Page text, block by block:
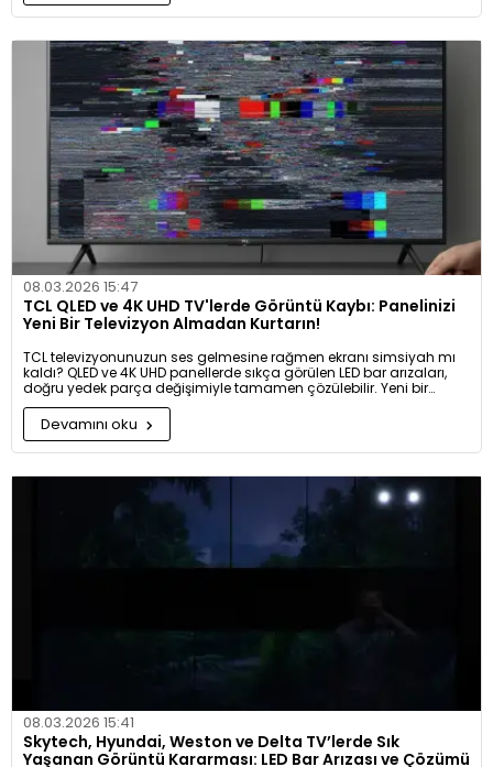
08.03.2026 15:47
TCL QLED ve 4K UHD TV'lerde Görüntü Kaybı: Panelinizi
Yeni Bir Televizyon Almadan Kurtarın!
TCL televizyonunuzun ses gelmesine rağmen ekranı simsiyah mı
kaldı? QLED ve 4K UHD panellerde sıkça görülen LED bar arızaları,
doğru yedek parça değişimiyle tamamen çözülebilir. Yeni bir
televizyon masrafından kaçınmanın ve TCL'nizin o canlı renklerini
geri kazanmanın yollarını keşfedin!
Devamını oku
08.03.2026 15:41
Skytech, Hyundai, Weston ve Delta TV’lerde Sık
Yaşanan Görüntü Kararması: LED Bar Arızası ve Çözümü